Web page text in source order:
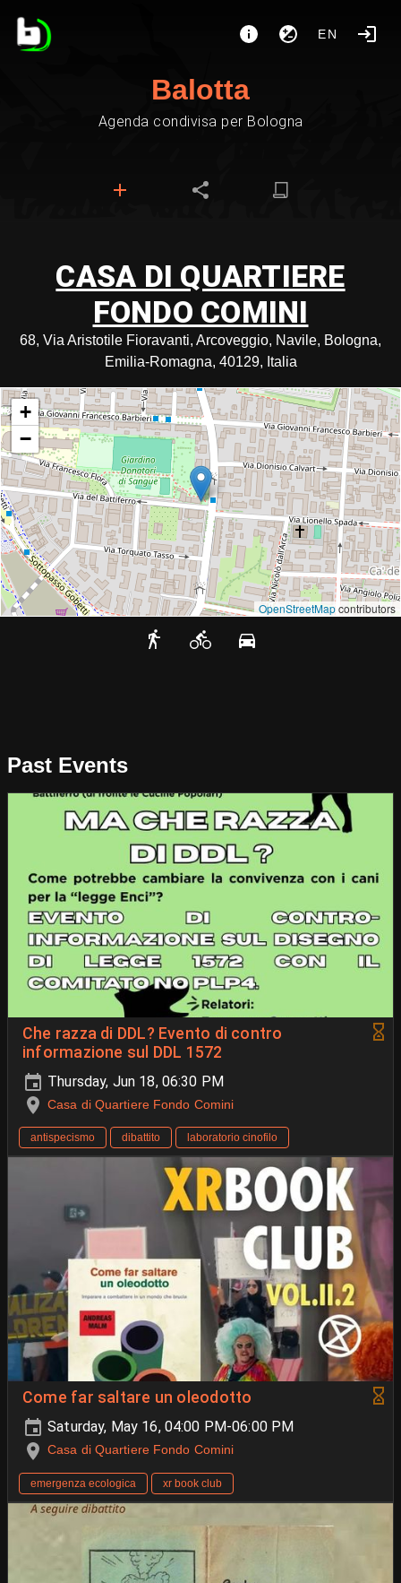
EN
Balotta
Agenda condivisa per Bologna
CASA DI QUARTIERE
FONDO COMINI
68, Via Aristotile Fioravanti, Arcoveggio, Navile, Bologna,
Emilia-Romagna, 40129, Italia
+
−
OpenStreetMapcontributors
Past Events
Che razza di DDL? Evento di contro
informazione sul DDL 1572
Thursday, Jun 18, 06:30 PM
Casa di Quartiere Fondo Comini
antispecismo dibattito laboratorio cinofilo
Come far saltare un oleodotto
Saturday, May 16, 04:00 PM-06:00 PM
Casa di Quartiere Fondo Comini
emergenza ecologica xr book club